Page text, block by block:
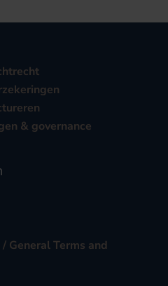
& governance
General Terms and